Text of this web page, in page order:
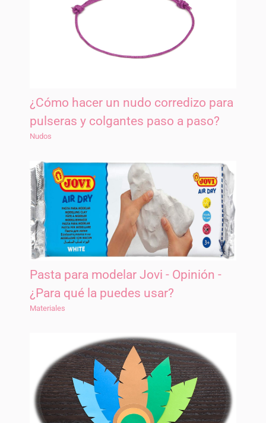
¿Cómo hacer un nudo corredizo para
pulseras y colgantes paso a paso?
Nudos
Pasta para modelar Jovi - Opinión -
¿Para qué la puedes usar?
Materiales